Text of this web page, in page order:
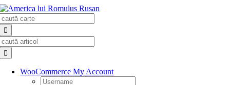
Skip
to
content
WooCommerce My Account
Username: